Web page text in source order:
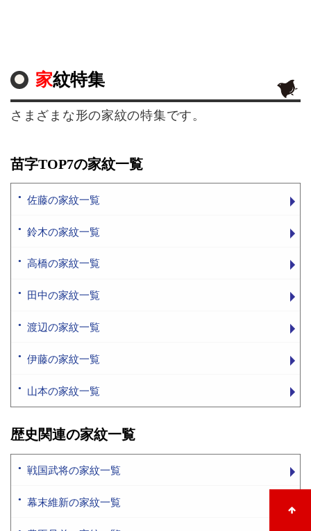
家紋特集
さまざまな形の家紋の特集です。
苗字TOP7の家紋一覧
佐藤の家紋一覧
鈴木の家紋一覧
高橋の家紋一覧
田中の家紋一覧
渡辺の家紋一覧
伊藤の家紋一覧
山本の家紋一覧
歴史関連の家紋一覧
戦国武将の家紋一覧
幕末維新の家紋一覧